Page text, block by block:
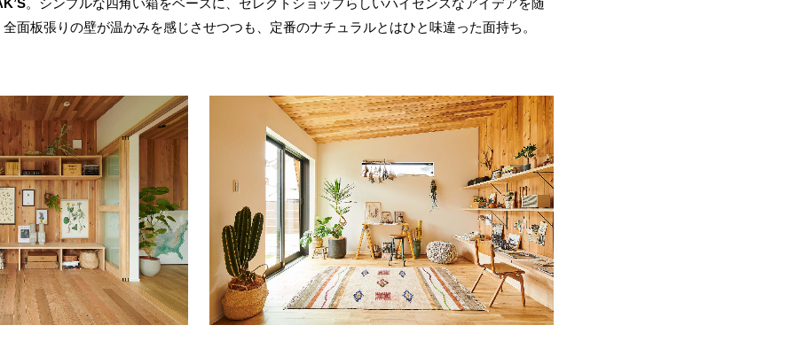
。シンプルな四角い箱をベースに、セレクトショップらしいハイセンスなアイデアを随
面板張りの壁が温かみを感じさせつつも、定番のナチュラルとはひと味違った面持ち。